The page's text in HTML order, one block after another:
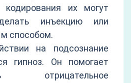
кодирования их могут
инъекцию или
способом.
на подсознание
гипноз. Он помогает
отрицательное